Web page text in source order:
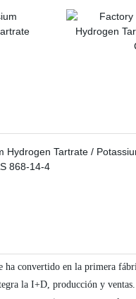
ha convertido en la primera
la I+D, producción y ventas.